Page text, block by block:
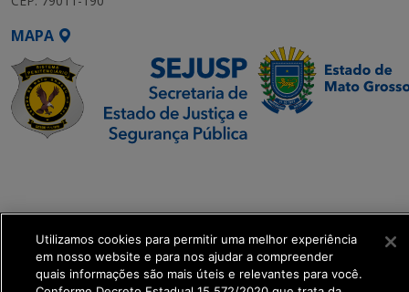
MAPA
Transformação Digital
get_footer();
Utilizamos cookies para permitir uma melhor experiência
em nosso website e para nos ajudar a compreender
quais informações são mais úteis e relevantes para você.